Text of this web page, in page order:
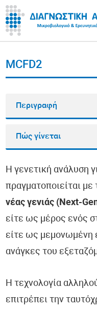
MCFD2
Περιγραφή
Πώς γίνεται
Η γενετική ανάλυση
πραγματοποιείται με
νέας γενιάς (Next-
είτε ως μέρος ενός
είτε ως μεμονωμένη
ανάγκες του
Η τεχνολογία
επιτρέπει την